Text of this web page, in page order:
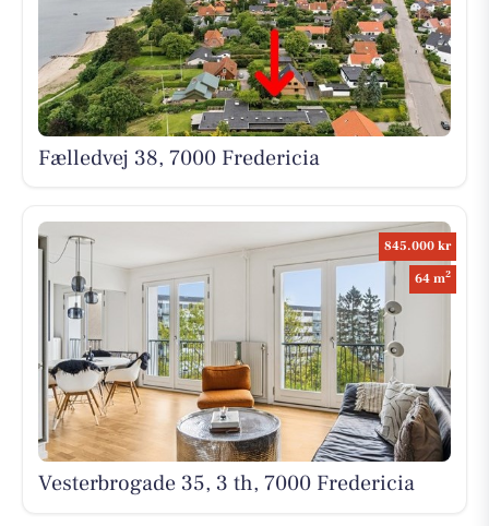
Fælledvej 38, 7000 Fredericia
845.000 kr
64 m2
Vesterbrogade 35, 3 th, 7000 Fredericia